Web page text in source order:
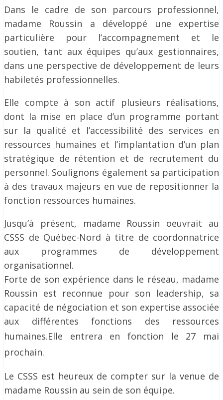
Dans le cadre de son parcours professionnel,
madame Roussin a développé une expertise
particulière pour l’accompagnement et le
soutien, tant aux équipes qu’aux gestionnaires,
dans une perspective de développement de leurs
habiletés professionnelles.
Elle compte à son actif plusieurs réalisations,
dont la mise en place d’un programme portant
sur la qualité et l’accessibilité des services en
ressources humaines et l’implantation d’un plan
stratégique de rétention et de recrutement du
personnel. Soulignons également sa participation
à des travaux majeurs en vue de repositionner la
fonction ressources humaines.
Jusqu’à présent, madame Roussin oeuvrait au
CSSS de Québec-Nord à titre de coordonnatrice
aux programmes de développement
organisationnel.
Forte de son expérience dans le réseau, madame
Roussin est reconnue pour son leadership, sa
capacité de négociation et son expertise associée
aux différentes fonctions des ressources
humaines.Elle entrera en fonction le 27 mai
prochain.
Le CSSS est heureux de compter sur la venue de
madame Roussin au sein de son équipe.